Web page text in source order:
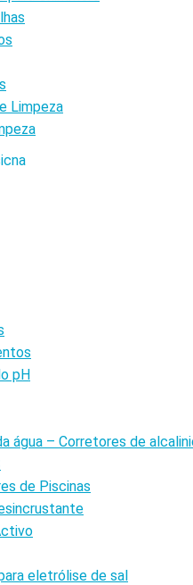
Limpeza
pH
água – Corretores de
de Piscinas
eletrólise de sal